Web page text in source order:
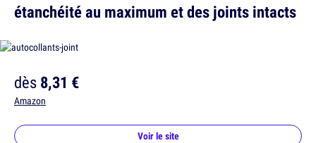
étanchéité au maximum et des joints intacts
dès8,31 €
Amazon
Voir le site